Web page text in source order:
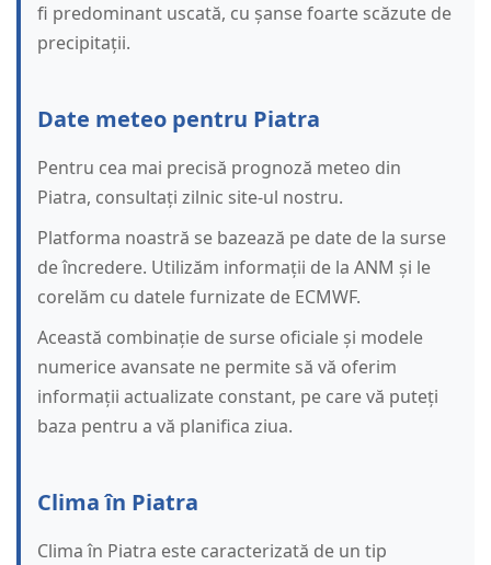
fi predominant uscată, cu șanse foarte scăzute de
precipitații.
Date meteo pentru Piatra
Pentru cea mai precisă prognoză meteo din
Piatra, consultați zilnic site-ul nostru.
Platforma noastră se bazează pe date de la surse
de încredere. Utilizăm informații de la ANM și le
corelăm cu datele furnizate de ECMWF.
Această combinație de surse oficiale și modele
numerice avansate ne permite să vă oferim
informații actualizate constant, pe care vă puteți
baza pentru a vă planifica ziua.
Clima în Piatra
Clima în Piatra este caracterizată de un tip